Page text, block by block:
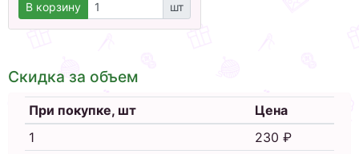
В корзину шт
Скидка за объем
При покупке, шт
Цена
1
230 ₽